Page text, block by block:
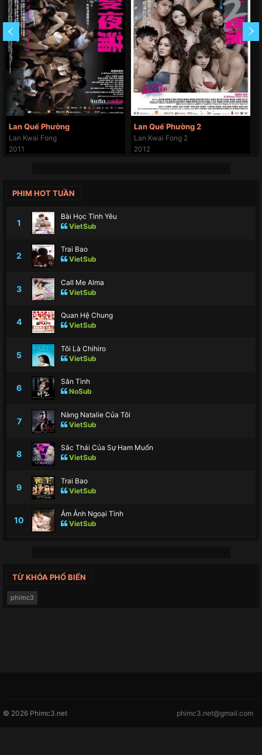
Lan Quế Phường
Lan Kwai Fong
2011
Lan Quế Phường 2
Lan Kwai Fong 2
2012
PHIM HOT TUẦN
1
Bài Học Tình Yêu
VietSub
2
Trai Bao
VietSub
3
Call Me Alma
VietSub
4
Quan Hệ Chung
VietSub
5
Tôi Là Chihiro
VietSub
6
Săn Tình
NoSub
7
Nàng Natalie Của Tôi
VietSub
8
Sắc Thái Của Sự Ham Muốn
VietSub
9
Trai Bao
VietSub
10
Ám Ảnh Ngoại Tình
VietSub
TỪ KHÓA PHỔ BIẾN
phimc3
© 2026 Phimc3.net phimc3.net@gmail.com